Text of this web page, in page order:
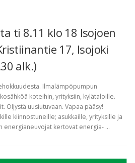
ti 8.11 klo 18 Isojoen
17, Isojoki
alk.)
Ilmalämpöpumpun
koteihin, yrityksiin, kylätaloille.
Öljystä uusiutuvaan. Vapaa pääsy!
kiinnostuneille; asukkaille, yrityksille ja
energianeuvojat kertovat energia- …